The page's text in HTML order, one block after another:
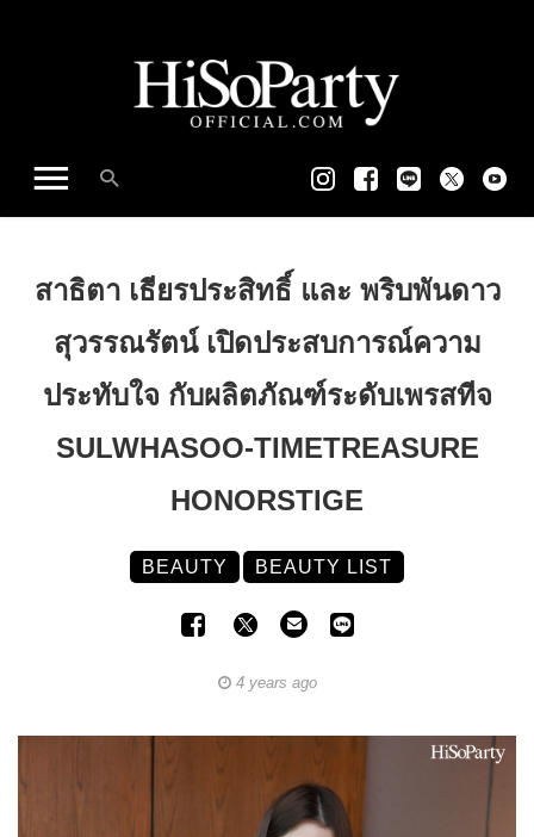
สาธิตา เธียรประสิทธิ์ และ พริบพันดาว
สุวรรณรัตน์ เปิดประสบการณ์ความ
ประทับใจ กับผลิตภัณฑ์ระดับเพรสทีจ
SULWHASOO-TIMETREASURE
HONORSTIGE
BEAUTY BEAUTY LIST
4 years ago